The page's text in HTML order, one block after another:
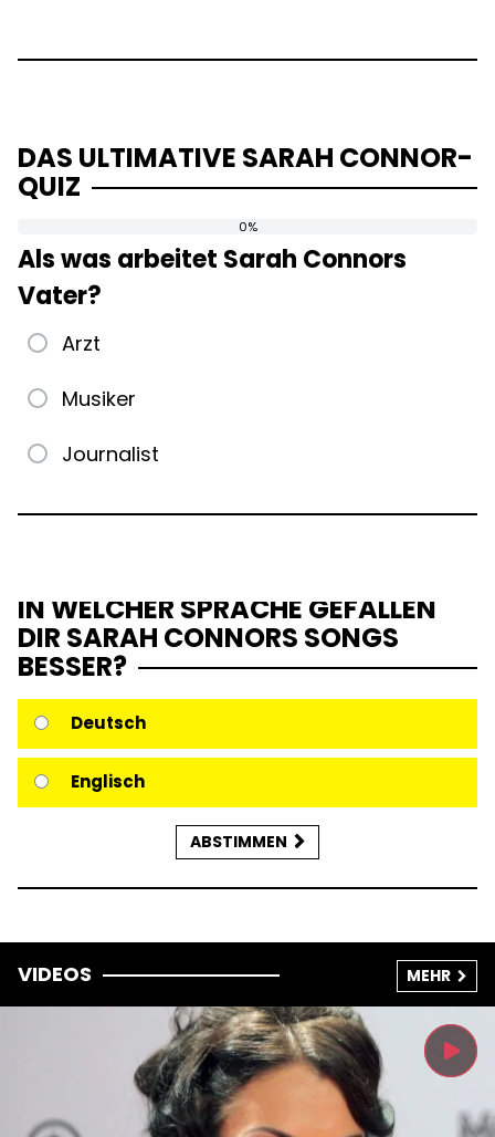
DAS ULTIMATIVE SARAH CONNOR-
QUIZ
0%
Als was arbeitet Sarah Connors
Vater?
Arzt
Musiker
Journalist
IN WELCHER SPRACHE GEFALLEN
DIR SARAH CONNORS SONGS
BESSER?
Deutsch
Englisch
ABSTIMMEN
VIDEOS MEHR